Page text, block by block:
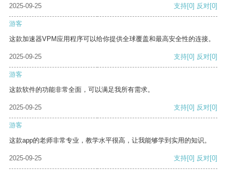
2025-09-25 支持[0] 反对[0]
游客
这款加速器VPM应用程序可以给你提供全球覆盖和最高安全性的连接。
2025-09-25 支持[0] 反对[0]
游客
这款软件的功能非常全面，可以满足我所有需求。
2025-09-25 支持[0] 反对[0]
游客
这款app的老师非常专业，教学水平很高，让我能够学到实用的知识。
2025-09-25 支持[0] 反对[0]